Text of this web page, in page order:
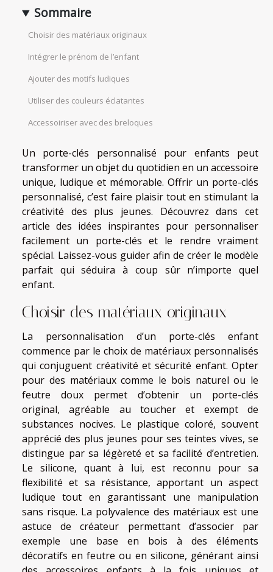
Sommaire
Choisir des matériaux originaux
Intégrer le prénom de l’enfant
Ajouter des motifs ludiques
Utiliser des couleurs éclatantes
Accessoiriser avec des breloques
Un porte-clés personnalisé pour enfants peut
transformer un objet du quotidien en un accessoire
unique, ludique et mémorable. Offrir un porte-clés
personnalisé, c’est faire plaisir tout en stimulant la
créativité des plus jeunes. Découvrez dans cet
article des idées inspirantes pour personnaliser
facilement un porte-clés et le rendre vraiment
spécial. Laissez-vous guider afin de créer le modèle
parfait qui séduira à coup sûr n’importe quel
enfant.
Choisir des matériaux originaux
La personnalisation d’un porte-clés enfant
commence par le choix de matériaux personnalisés
qui conjuguent créativité et sécurité enfant. Opter
pour des matériaux comme le bois naturel ou le
feutre doux permet d’obtenir un porte-clés
original, agréable au toucher et exempt de
substances nocives. Le plastique coloré, souvent
apprécié des plus jeunes pour ses teintes vives, se
distingue par sa légèreté et sa facilité d’entretien.
Le silicone, quant à lui, est reconnu pour sa
flexibilité et sa résistance, apportant un aspect
ludique tout en garantissant une manipulation
sans risque. La polyvalence des matériaux est une
astuce de créateur permettant d’associer par
exemple une base en bois à des éléments
décoratifs en feutre ou en silicone, générant ainsi